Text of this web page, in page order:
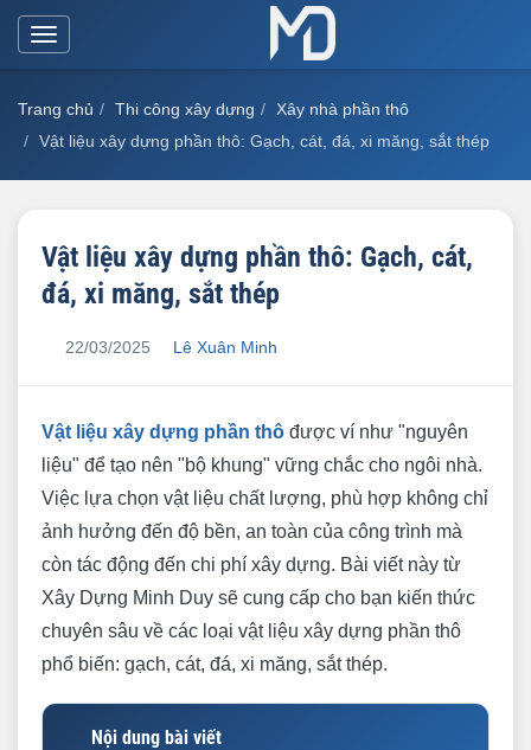
Toggle
Trang chủ Thi công xây dựng
Xây nhà phần thô
Vật liệu xây dựng phần thô: Gạch, cát, đá, xi măng, sắt thép
Vật liệu xây dựng phần thô: Gạch, cát,
đá, xi măng, sắt thép
22/03/2025 Lê Xuân Minh
Vật liệu xây dựng phần thô được ví như "nguyên
liệu" để tạo nên "bộ khung" vững chắc cho ngôi nhà.
Việc lựa chọn vật liệu chất lượng, phù hợp không chỉ
ảnh hưởng đến độ bền, an toàn của công trình mà
còn tác động đến chi phí xây dựng. Bài viết này từ
Xây Dựng Minh Duy sẽ cung cấp cho bạn kiến thức
chuyên sâu về các loại vật liệu xây dựng phần thô
phổ biến: gạch, cát, đá, xi măng, sắt thép.
Nội dung bài viết